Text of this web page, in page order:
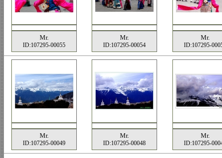
Mr.
ID:107295-00055
Mr.
ID:107295-00054
Mr.
ID:107295-
Mr.
ID:107295-00049
Mr.
ID:107295-00048
Mr.
ID:107295-